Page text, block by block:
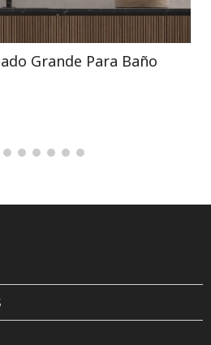
Grande Para Baño